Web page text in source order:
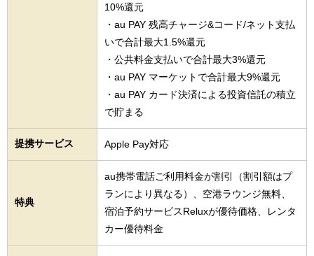
10%還元
・au PAY 残高チャージ&コード/ネット支払
いで合計最大1.5%還元
・公共料金支払いで合計最大3%還元
・au PAY マーケットで合計最大9%還元
・au PAY カード決済による投資信託の積立
で貯まる
提携サービス Apple Pay対応
特典
au携帯電話ご利用料金が割引（割引額はプ
ランにより異なる）、空港ラウンジ無料、
宿泊予約サービスReluxが優待価格、レンタ
カー優待料金